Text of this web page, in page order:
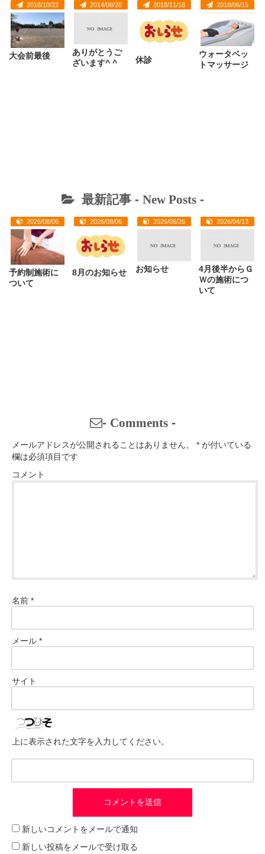
2018/10/22
大会前最後
2014/08/20
ありがとうご
ざいます^ ^
2018/11/18
休診
2018/06/15
ウォータベッ
トマッサージ
最新記事 - New Posts-
2026/08/06
予約制施術に
ついて
2026/08/06
8月のお知らせ
2026/06/26
お知らせ
2026/04/13
4月後半からＧ
Ｗの施術につ
いて
- Comments-
メールアドレスが公開されることはありません。 * が付いている
欄は必須項目です
コメント
名前 *
メール *
サイト
上に表示された文字を入力してください。
新しいコメントをメールで通知
新しい投稿をメールで受け取る